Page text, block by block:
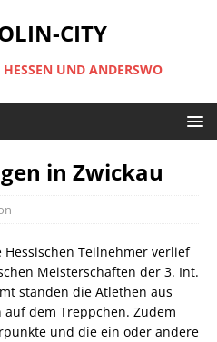
CITY
UND ANDERSWO
in Zwickau
Teilnehmer verlief
Meisterschaften der 3. Int.
standen die Atlethen aus
dem Treppchen. Zudem
und die ein oder andere